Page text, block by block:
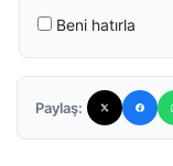
Beni hatırla
Paylaş: